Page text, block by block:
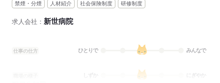
禁煙・分煙 人材紹介 社会保険制度 研修制度
求人会社： 新世病院
仕事の仕方 ひとりで みんなで
にぎやか